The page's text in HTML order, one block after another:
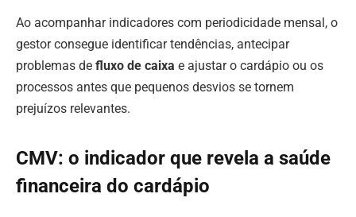
Ao acompanhar indicadores com periodicidade mensal, o
gestor consegue identificar tendências, antecipar
problemas de fluxo de caixa e ajustar o cardápio ou os
processos antes que pequenos desvios se tornem
prejuízos relevantes.
CMV: o indicador que revela a saúde
financeira do cardápio